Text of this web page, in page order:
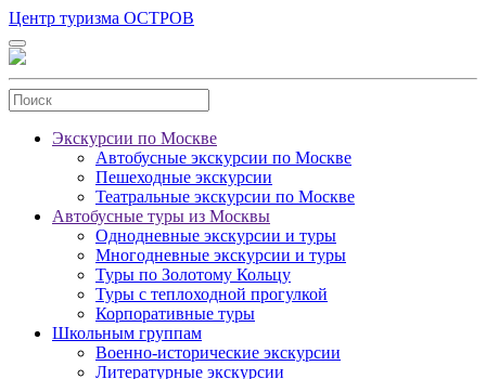
Центр туризма ОСТРОВ
Экскурсии по Москве
Автобусные экскурсии по Москве
Пешеходные экскурсии
Театральные экскурсии по Москве
Автобусные туры из Москвы
Однодневные экскурсии и туры
Многодневные экскурсии и туры
Туры по Золотому Кольцу
Туры с теплоходной прогулкой
Корпоративные туры
Школьным группам
Военно-исторические экскурсии
Литературные экскурсии